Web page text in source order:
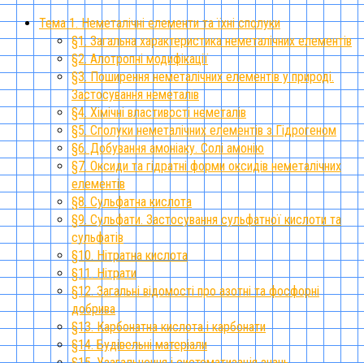
Тема 1. Неметалічні елементи та їхні сполуки
§1. Загальна характеристика неметалічних елементів
§2. Алотропні модифікації
§3. Поширення неметалічних елементів у природі.
Застосування неметалів
§4. Хімічні властивості неметалів
§5. Сполуки неметалічних елементів з Гідрогеном
§6. Добування амоніаку. Солі амонію
§7. Оксиди та гідратні форми оксидів неметалічних
елементів
§8. Сульфатна кислота
§9. Сульфати. Застосування сульфатної кислоти та
сульфатів
§10. Нітратна кислота
§11. Нітрати
§12. Загальні відомості про азотні та фосфорні
добрива
§13. Карбонатна кислота і карбонати
§14. Будівельні матеріали